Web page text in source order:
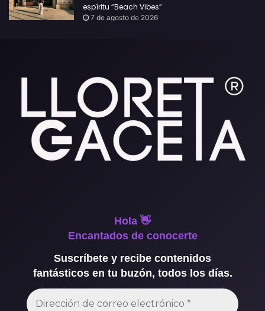
espíritu “Beach Vibes”
7 de agosto de 2026
Hola 👋
Encantados de conocerte
Suscríbete y recibe contenidos
fantásticos en tu buzón, todos los días.